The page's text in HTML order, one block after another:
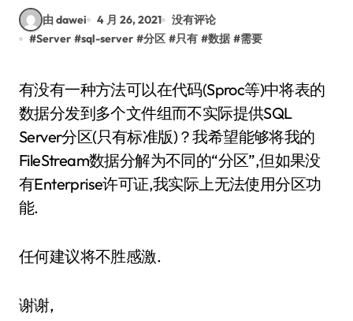
由 dawei 4 月 26, 2021
没有评论
#Server #sql-server #分区 #只有 #数据 #需要
有没有一种方法可以在代码(Sproc等)中将表的
数据分发到多个文件组而不实际提供SQL
Server分区(只有标准版)？我希望能够将我的
FileStream数据分解为不同的“分区”,但如果没
有Enterprise许可证,我实际上无法使用分区功
能.
任何建议将不胜感激.
谢谢,